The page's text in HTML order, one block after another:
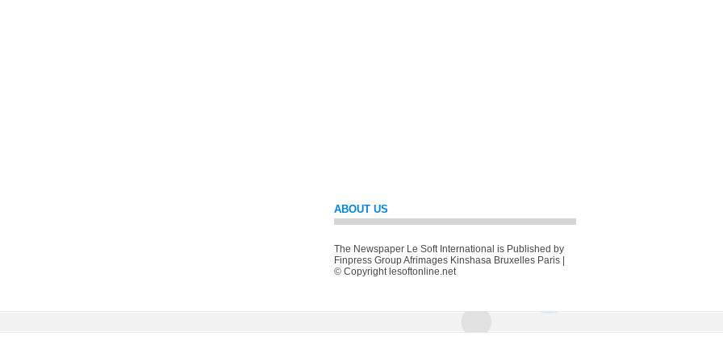
ABOUT US
The Newspaper Le Soft International is Published by
Finpress Group Afrimages Kinshasa Bruxelles Paris |
© Copyright lesoftonline.net